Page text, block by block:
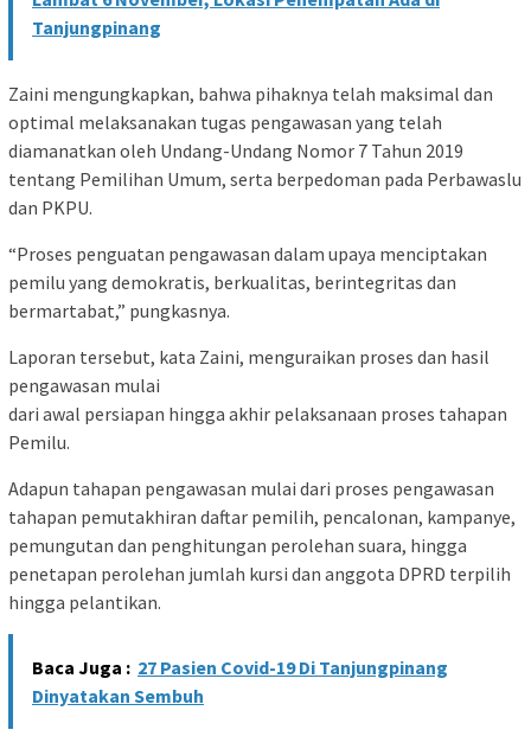
Tanjungpinang
Zaini mengungkapkan, bahwa pihaknya telah maksimal dan
optimal melaksanakan tugas pengawasan yang telah
diamanatkan oleh Undang-Undang Nomor 7 Tahun 2019
tentang Pemilihan Umum, serta berpedoman pada Perbawaslu
dan PKPU.
“Proses penguatan pengawasan dalam upaya menciptakan
pemilu yang demokratis, berkualitas, berintegritas dan
bermartabat,” pungkasnya.
Laporan tersebut, kata Zaini, menguraikan proses dan hasil
pengawasan mulai
dari awal persiapan hingga akhir pelaksanaan proses tahapan
Pemilu.
Adapun tahapan pengawasan mulai dari proses pengawasan
tahapan pemutakhiran daftar pemilih, pencalonan, kampanye,
pemungutan dan penghitungan perolehan suara, hingga
penetapan perolehan jumlah kursi dan anggota DPRD terpilih
hingga pelantikan.
Baca Juga : 27 Pasien Covid-19 Di Tanjungpinang
Dinyatakan Sembuh